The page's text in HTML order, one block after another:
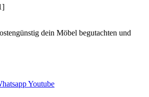
dein Möbel begutachten und
Youtube